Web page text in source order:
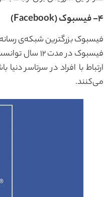
۴- فیسبوک (Facebook)
می‌کنند.